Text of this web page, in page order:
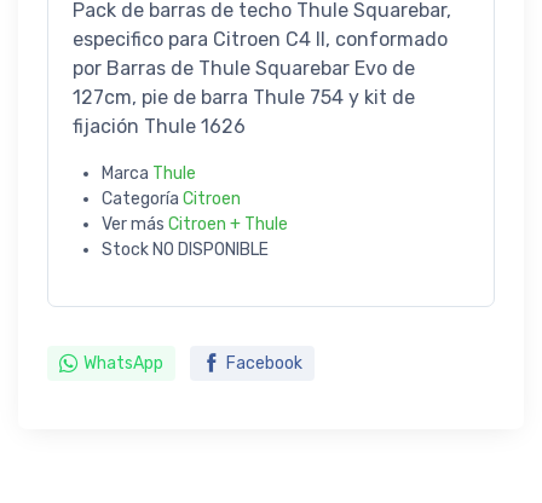
Pack de barras de techo Thule Squarebar,
especifico para Citroen C4 II, conformado
por Barras de Thule Squarebar Evo de
127cm, pie de barra Thule 754 y kit de
fijación Thule 1626
Marca Thule
Categoría Citroen
Ver más Citroen + Thule
Stock NO DISPONIBLE
WhatsApp Facebook